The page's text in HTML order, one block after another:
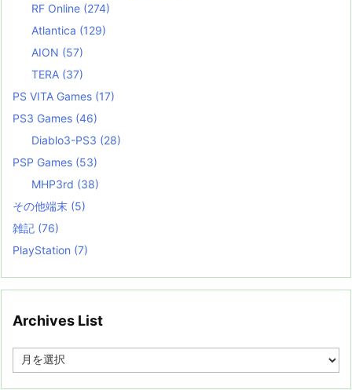
RF Online (274)
Atlantica (129)
AION (57)
TERA (37)
PS VITA Games (17)
PS3 Games (46)
Diablo3-PS3 (28)
PSP Games (53)
MHP3rd (38)
その他端末 (5)
雑記 (76)
PlayStation (7)
Archives List